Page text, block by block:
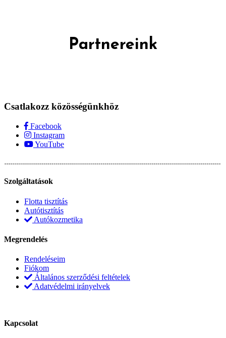
Partnereink
Csatlakozz közösségünkhöz
Facebook
Instagram
YouTube
Szolgáltatások
Flotta tisztítás
Autótisztítás
Autókozmetika
Megrendelés
Rendeléseim
Fiókom
Általános szerződési feltételek
Adatvédelmi irányelvek
Kapcsolat